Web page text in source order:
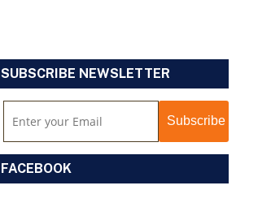
SUBSCRIBE NEWSLETTER
FACEBOOK